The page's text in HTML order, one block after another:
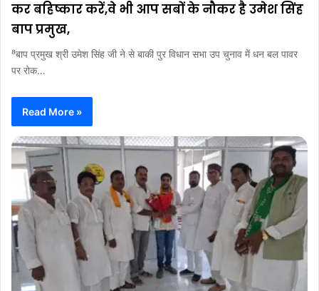
कर बहिष्कार करें,वे भी आप सबों के नौकर है उमेश सिंह
बाप प्रमुख,
⁸बाप प्रमुख श्री उमेश सिंह जी ने से बाकी पुर विधान सभा उप चुनाव में धन बल पावर
पर रोक…
Read More »